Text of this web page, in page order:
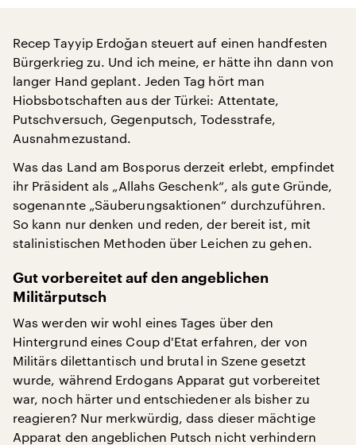
Recep Tayyip Erdoğan steuert auf einen handfesten
Bürgerkrieg zu. Und ich meine, er hätte ihn dann von
langer Hand geplant. Jeden Tag hört man
Hiobsbotschaften aus der Türkei: Attentate,
Putschversuch, Gegenputsch, Todesstrafe,
Ausnahmezustand.
Was das Land am Bosporus derzeit erlebt, empfindet
ihr Präsident als „Allahs Geschenk“, als gute Gründe,
sogenannte „Säuberungsaktionen“ durchzuführen.
So kann nur denken und reden, der bereit ist, mit
stalinistischen Methoden über Leichen zu gehen.
Gut vorbereitet auf den angeblichen
Militärputsch
Was werden wir wohl eines Tages über den
Hintergrund eines Coup d'Etat erfahren, der von
Militärs dilettantisch und brutal in Szene gesetzt
wurde, während Erdogans Apparat gut vorbereitet
war, noch härter und entschiedener als bisher zu
reagieren? Nur merkwürdig, dass dieser mächtige
Apparat den angeblichen Putsch nicht verhindern